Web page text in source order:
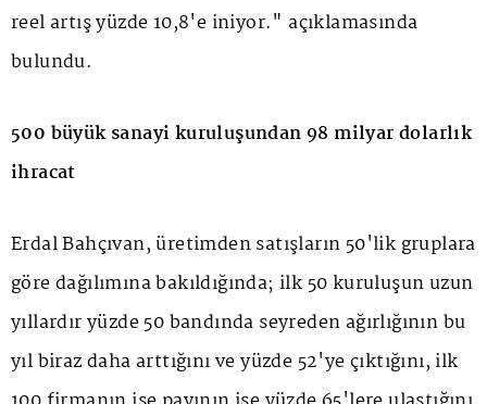
reel artış yüzde 10,8'e iniyor." açıklamasında
bulundu.
500 büyük sanayi kuruluşundan 98 milyar dolarlık
ihracat
Erdal Bahçıvan, üretimden satışların 50'lik gruplara
göre dağılımına bakıldığında; ilk 50 kuruluşun uzun
yıllardır yüzde 50 bandında seyreden ağırlığının bu
yıl biraz daha arttığını ve yüzde 52'ye çıktığını, ilk